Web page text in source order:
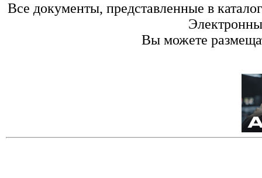
Все документы, представленные в
Вы можете